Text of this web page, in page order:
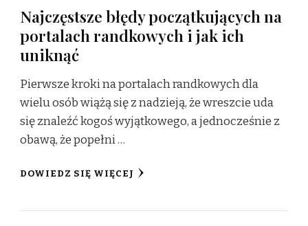
Najczęstsze błędy początkujących na
portalach randkowych i jak ich
uniknąć
Pierwsze kroki na portalach randkowych dla
wielu osób wiążą się z nadzieją, że wreszcie uda
się znaleźć kogoś wyjątkowego, a jednocześnie z
obawą, że popełni …
DOWIEDZ SIĘ WIĘCEJ